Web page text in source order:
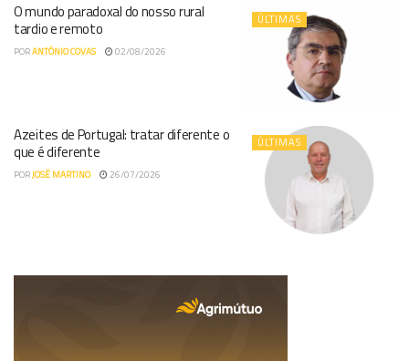
ÚLTIMAS
O mundo paradoxal do nosso rural
tardio e remoto
PORANTÓNIO COVAS 02/08/2026
ÚLTIMAS
Azeites de Portugal: tratar diferente o
que é diferente
PORJOSÉ MARTINO 26/07/2026